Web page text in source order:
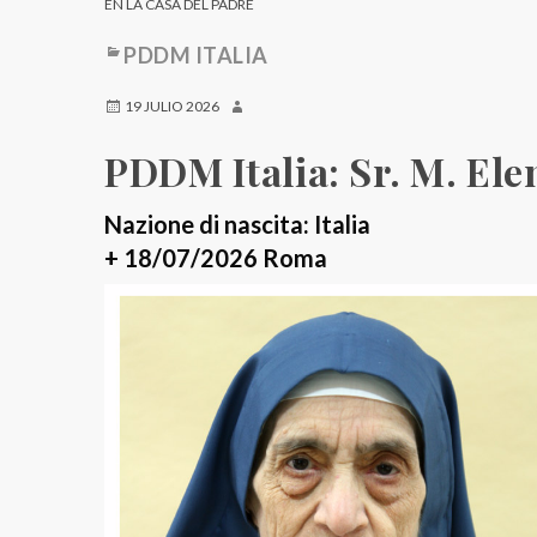
EN LA CASA DEL PADRE
PDDM ITALIA
19 JULIO 2026
PDDM Italia: Sr. M.
Nazione di nascita: Italia
+ 18/07/2026 Roma